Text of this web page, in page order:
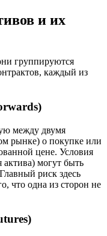
и их
группируются
каждый из
между двумя
рынке) о покупке или
цене. Условия
актива) могут быть
риск здесь
что одна из сторон не